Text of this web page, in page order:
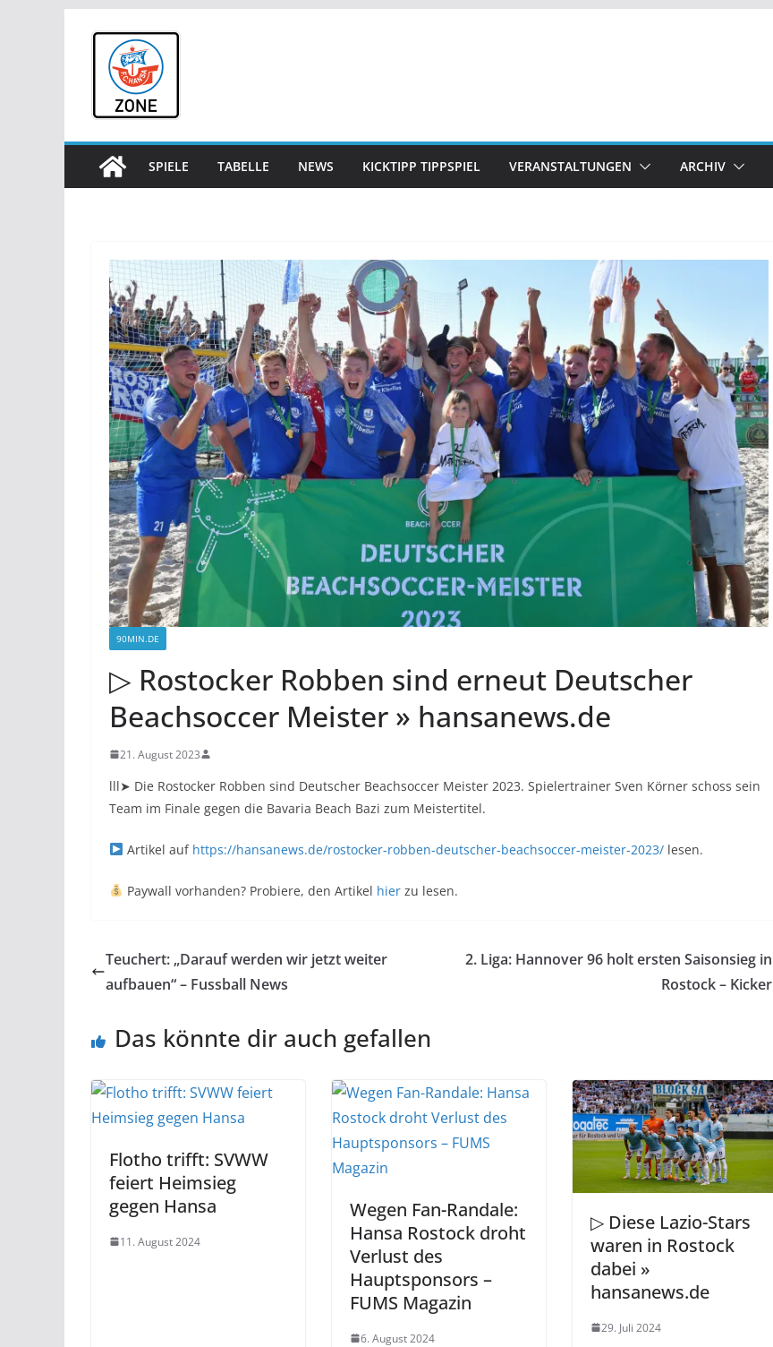
springen
SPIELE TABELLE NEWS KICKTIPP TIPPSPIEL VERANSTALTUNGEN ARCHIV
90MIN.DE
▷ Rostocker Robben sind erneut Deutscher
Beachsoccer Meister » hansanews.de
21. August 2023
lll➤ Die Rostocker Robben sind Deutscher Beachsoccer Meister 2023. Spielertrainer Sven Körner schoss sein
Team im Finale gegen die Bavaria Beach Bazi zum Meistertitel.
Artikel auf https://hansanews.de/rostocker-robben-deutscher-beachsoccer-meister-2023/lesen.
Paywall vorhanden? Probiere, den Artikel hierzu lesen.
Teuchert: „Darauf werden wir jetzt weiter
aufbauen“ – Fussball News
2. Liga: Hannover 96 holt ersten Saisonsieg in
Rostock – Kicker
Das könnte dir auch gefallen
Flotho trifft: SVWW
feiert Heimsieg
gegen Hansa
11. August 2024
Wegen Fan-Randale:
Hansa Rostock droht
Verlust des
Hauptsponsors –
FUMS Magazin
6. August 2024
▷ Diese Lazio-Stars
waren in Rostock
dabei »
hansanews.de
29. Juli 2024